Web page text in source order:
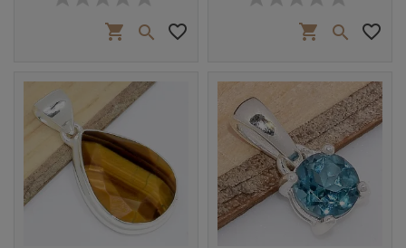
shopping_cart  favorite_border shopping_cart  favorite_border